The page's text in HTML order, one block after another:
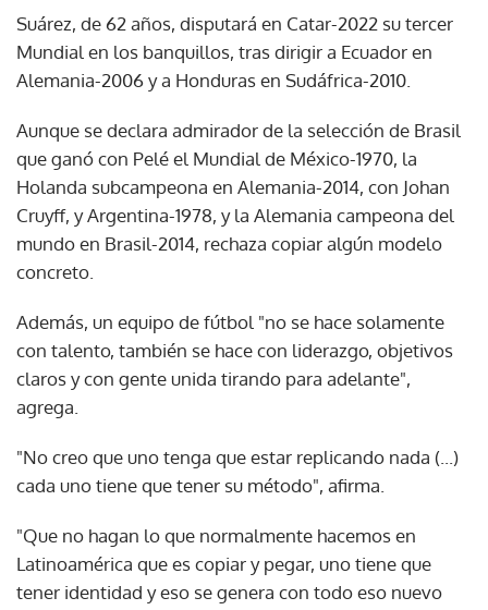
Suárez, de 62 años, disputará en Catar-2022 su tercer
Mundial en los banquillos, tras dirigir a Ecuador en
Alemania-2006 y a Honduras en Sudáfrica-2010.
Aunque se declara admirador de la selección de Brasil
que ganó con Pelé el Mundial de México-1970, la
Holanda subcampeona en Alemania-2014, con Johan
Cruyff, y Argentina-1978, y la Alemania campeona del
mundo en Brasil-2014, rechaza copiar algún modelo
concreto.
Además, un equipo de fútbol "no se hace solamente
con talento, también se hace con liderazgo, objetivos
claros y con gente unida tirando para adelante",
agrega.
"No creo que uno tenga que estar replicando nada (...)
cada uno tiene que tener su método", afirma.
"Que no hagan lo que normalmente hacemos en
Latinoamérica que es copiar y pegar, uno tiene que
tener identidad y eso se genera con todo eso nuevo